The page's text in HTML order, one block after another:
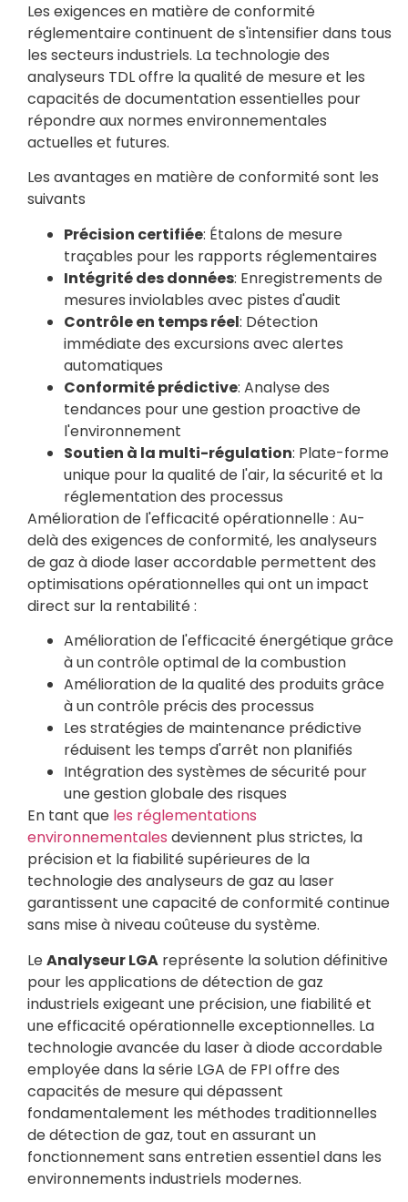
Les exigences en matière de conformité
réglementaire continuent de s'intensifier dans tous
les secteurs industriels. La technologie des
analyseurs TDL offre la qualité de mesure et les
capacités de documentation essentielles pour
répondre aux normes environnementales
actuelles et futures.
Les avantages en matière de conformité sont les
suivants
Précision certifiée: Étalons de mesure
traçables pour les rapports réglementaires
Intégrité des données: Enregistrements de
mesures inviolables avec pistes d'audit
Contrôle en temps réel: Détection
immédiate des excursions avec alertes
automatiques
Conformité prédictive: Analyse des
tendances pour une gestion proactive de
l'environnement
Soutien à la multi-régulation: Plate-forme
unique pour la qualité de l'air, la sécurité et la
réglementation des processus
Amélioration de l'efficacité opérationnelle : Au-
delà des exigences de conformité, les analyseurs
de gaz à diode laser accordable permettent des
optimisations opérationnelles qui ont un impact
direct sur la rentabilité :
Amélioration de l'efficacité énergétique grâce
à un contrôle optimal de la combustion
Amélioration de la qualité des produits grâce
à un contrôle précis des processus
Les stratégies de maintenance prédictive
réduisent les temps d'arrêt non planifiés
Intégration des systèmes de sécurité pour
une gestion globale des risques
En tant que les réglementations
environnementales deviennent plus strictes, la
précision et la fiabilité supérieures de la
technologie des analyseurs de gaz au laser
garantissent une capacité de conformité continue
sans mise à niveau coûteuse du système.
LeAnalyseur LGA représente la solution définitive
pour les applications de détection de gaz
industriels exigeant une précision, une fiabilité et
une efficacité opérationnelle exceptionnelles. La
technologie avancée du laser à diode accordable
employée dans la série LGA de FPI offre des
capacités de mesure qui dépassent
fondamentalement les méthodes traditionnelles
de détection de gaz, tout en assurant un
fonctionnement sans entretien essentiel dans les
environnements industriels modernes.